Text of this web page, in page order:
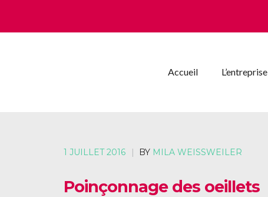
Accueil L’entreprise
1 JUILLET 2016 | BY MILA WEISSWEILER
Poinçonnage des oeillets